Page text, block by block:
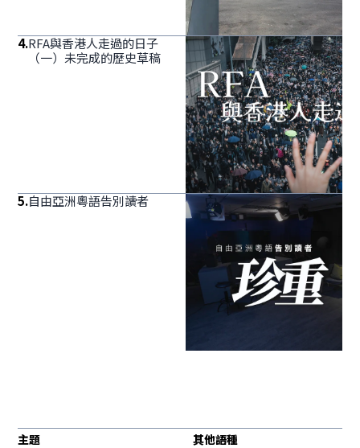
4.RFA與香港人走過的日子
（一）未完成的歷史草稿
5.自由亞洲粵語告別讀者
主題 其他語種